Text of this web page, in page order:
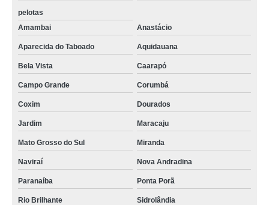
pelotas
Amambai
Anastácio
Aparecida do Taboado Aquidauana
Bela Vista Caarapó
Campo Grande Corumbá
Coxim Dourados
Jardim Maracaju
Mato Grosso do Sul Miranda
Naviraí Nova Andradina
Paranaíba Ponta Porã
Rio Brilhante Sidrolândia